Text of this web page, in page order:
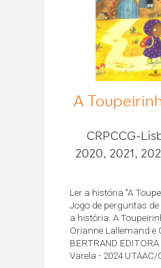
A
CRPCCG-
2020, 2021,
Ler a história "A
Jogo de perguntas
a história. A
Orianne Lallemand e
BERTRAND
Varela - 2024 UTAAC/